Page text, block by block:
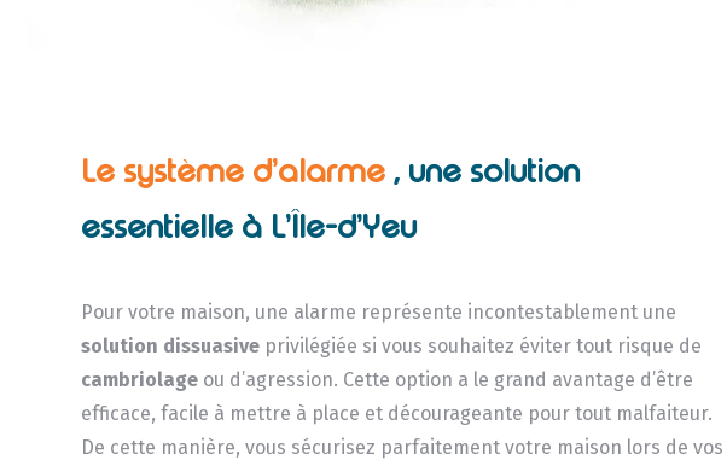
Le système d’alarme, une solution
essentielle à L’Île-d’Yeu
Pour votre maison, une alarme représente incontestablement une
solution dissuasive privilégiée si vous souhaitez éviter tout risque de
cambriolage ou d’agression. Cette option a le grand avantage d’être
efficace, facile à mettre à place et décourageante pour tout malfaiteur.
De cette manière, vous sécurisez parfaitement votre maison lors de vos